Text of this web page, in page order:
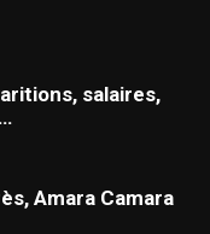
salaires,
Amara Camara